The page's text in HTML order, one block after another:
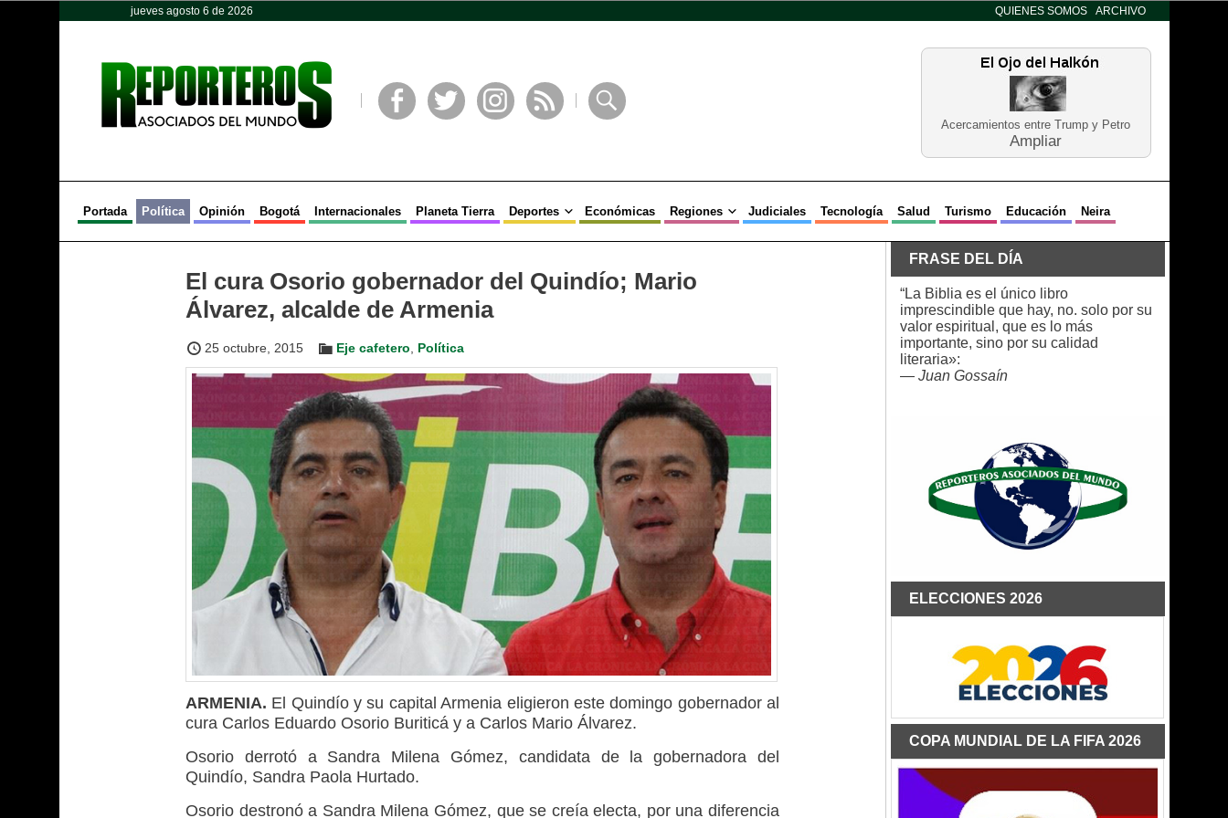
jueves agosto 6 de 2026 QUIENES SOMOS ARCHIVO
Acercamientos entre Trump y Petro
Ampliar
Portada Política Opinión Bogotá Internacionales Planeta Tierra Deportes Económicas Regiones Judiciales Tecnología Salud Turismo Educación Neira
El cura Osorio gobernador del Quindío; Mario
Álvarez, alcalde de Armenia
25 octubre, 2015 Eje cafetero Política
ARMENIA. El Quindío y su capital Armenia eligieron este domingo gobernador al
cura Carlos Eduardo Osorio Buriticá y a Carlos Mario Álvarez.
Osorio derrotó a Sandra Milena Gómez, candidata de la gobernadora del
Quindío, Sandra Paola Hurtado.
Osorio destronó a Sandra Milena Gómez, que se creía electa, por una diferencia
FRASE DEL DÍA
“La Biblia es el único libro
imprescindible que hay, no. solo por su
valor espiritual, que es lo más
importante, sino por su calidad
literaria»:
— Juan Gossaín
ELECCIONES 2026
COPA MUNDIAL DE LA FIFA 2026
Opinión Política